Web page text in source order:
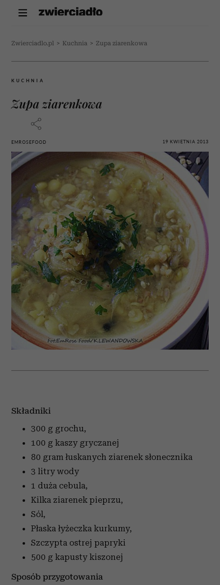
Zwierciadlo.pl > Kuchnia > Zupa ziarenkowa
KUCHNIA
Zupa ziarenkowa
EMROSEFOOD 19 KWIETNIA 2013
Składniki
300 g grochu,
100 g kaszy gryczanej
80 gram łuskanych ziarenek słonecznika
3 litry wody
1 duża cebula,
Kilka ziarenek pieprzu,
Sól,
Płaska łyżeczka kurkumy,
Szczypta ostrej papryki
500 g kapusty kiszonej
Sposób przygotowania